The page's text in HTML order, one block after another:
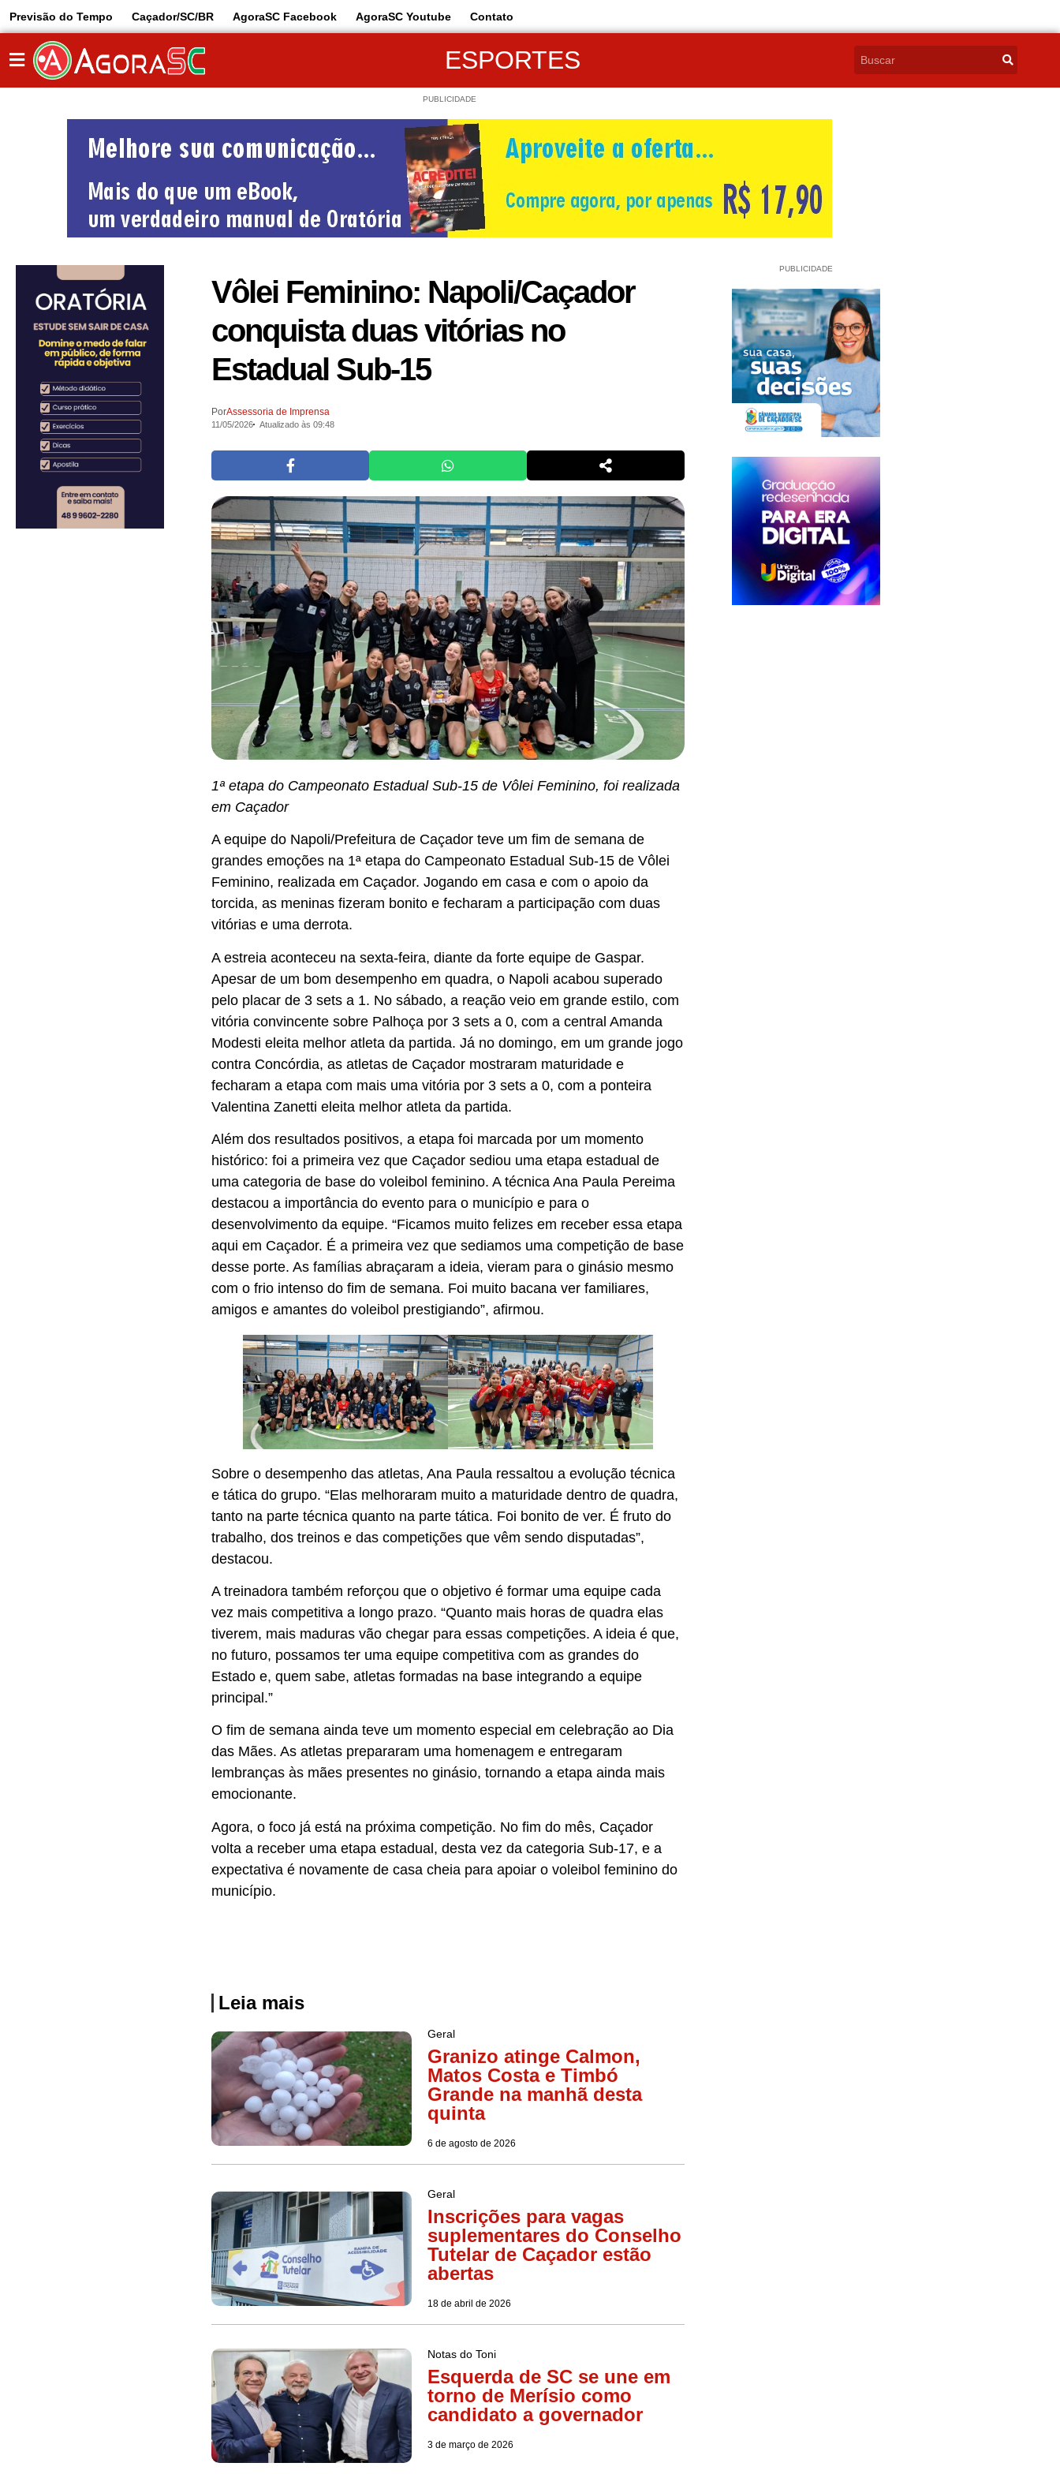
Previsão do Tempo Caçador/SC/BR AgoraSC Facebook AgoraSC Youtube Contato
ESPORTES
PUBLICIDADE
Vôlei Feminino: Napoli/Caçador
conquista duas vitórias no
Estadual Sub-15
PorAssessoria de Imprensa
11/05/2026 Atualizado às 09:48
1ª etapa do Campeonato Estadual Sub-15 de Vôlei Feminino, foi realizada
em Caçador
A equipe do Napoli/Prefeitura de Caçador teve um fim de semana de
grandes emoções na 1ª etapa do Campeonato Estadual Sub-15 de Vôlei
Feminino, realizada em Caçador. Jogando em casa e com o apoio da
torcida, as meninas fizeram bonito e fecharam a participação com duas
vitórias e uma derrota.
A estreia aconteceu na sexta-feira, diante da forte equipe de Gaspar.
Apesar de um bom desempenho em quadra, o Napoli acabou superado
pelo placar de 3 sets a 1. No sábado, a reação veio em grande estilo, com
vitória convincente sobre Palhoça por 3 sets a 0, com a central Amanda
Modesti eleita melhor atleta da partida. Já no domingo, em um grande jogo
contra Concórdia, as atletas de Caçador mostraram maturidade e
fecharam a etapa com mais uma vitória por 3 sets a 0, com a ponteira
Valentina Zanetti eleita melhor atleta da partida.
Além dos resultados positivos, a etapa foi marcada por um momento
histórico: foi a primeira vez que Caçador sediou uma etapa estadual de
uma categoria de base do voleibol feminino. A técnica Ana Paula Pereima
destacou a importância do evento para o município e para o
desenvolvimento da equipe. “Ficamos muito felizes em receber essa etapa
aqui em Caçador. É a primeira vez que sediamos uma competição de base
desse porte. As famílias abraçaram a ideia, vieram para o ginásio mesmo
com o frio intenso do fim de semana. Foi muito bacana ver familiares,
amigos e amantes do voleibol prestigiando”, afirmou.
Sobre o desempenho das atletas, Ana Paula ressaltou a evolução técnica
e tática do grupo. “Elas melhoraram muito a maturidade dentro de quadra,
tanto na parte técnica quanto na parte tática. Foi bonito de ver. É fruto do
trabalho, dos treinos e das competições que vêm sendo disputadas”,
destacou.
A treinadora também reforçou que o objetivo é formar uma equipe cada
vez mais competitiva a longo prazo. “Quanto mais horas de quadra elas
tiverem, mais maduras vão chegar para essas competições. A ideia é que,
no futuro, possamos ter uma equipe competitiva com as grandes do
Estado e, quem sabe, atletas formadas na base integrando a equipe
principal.”
O fim de semana ainda teve um momento especial em celebração ao Dia
das Mães. As atletas prepararam uma homenagem e entregaram
lembranças às mães presentes no ginásio, tornando a etapa ainda mais
emocionante.
Agora, o foco já está na próxima competição. No fim do mês, Caçador
volta a receber uma etapa estadual, desta vez da categoria Sub-17, e a
expectativa é novamente de casa cheia para apoiar o voleibol feminino do
município.
Leia mais
Geral
Granizo atinge Calmon,
Matos Costa e Timbó
Grande na manhã desta
quinta
6 de agosto de 2026
Geral
Inscrições para vagas
suplementares do Conselho
Tutelar de Caçador estão
abertas
18 de abril de 2026
Notas do Toni
Esquerda de SC se une em
torno de Merísio como
candidato a governador
3 de março de 2026
PUBLICIDADE